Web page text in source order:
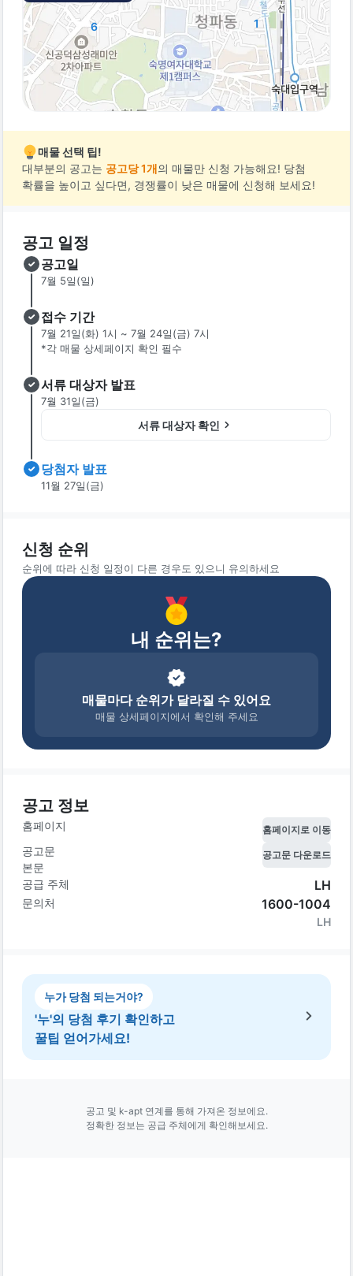
6 1
매물 선택 팁!
대부분의 공고는 공고당 1개의 매물만 신청 가능해요! 당첨
확률을 높이고 싶다면, 경쟁률이 낮은 매물에 신청해 보세요!
공고 일정
공고일
7월 5일(일)
접수 기간
7월 21일(화) 1시 ~ 7월 24일(금) 7시
*각 매물 상세페이지 확인 필수
서류 대상자 발표
7월 31일(금)
서류 대상자 확인
당첨자 발표
11월 27일(금)
신청 순위
순위에 따라 신청 일정이 다른 경우도 있으니 유의하세요
내 순위는?
매물마다 순위가 달라질 수 있어요
매물 상세페이지에서 확인해 주세요
공고 정보
홈페이지 홈페이지로 이동
공고문
본문
공고문 다운로드
공급 주체 LH
문의처 1600-1004
LH
누가 당첨 되는거야?
'누'의 당첨 후기 확인하고
꿀팁 얻어가세요!
공고 및 k-apt 연계를 통해 가져온 정보에요.
정확한 정보는 공급 주체에게 확인해보세요.